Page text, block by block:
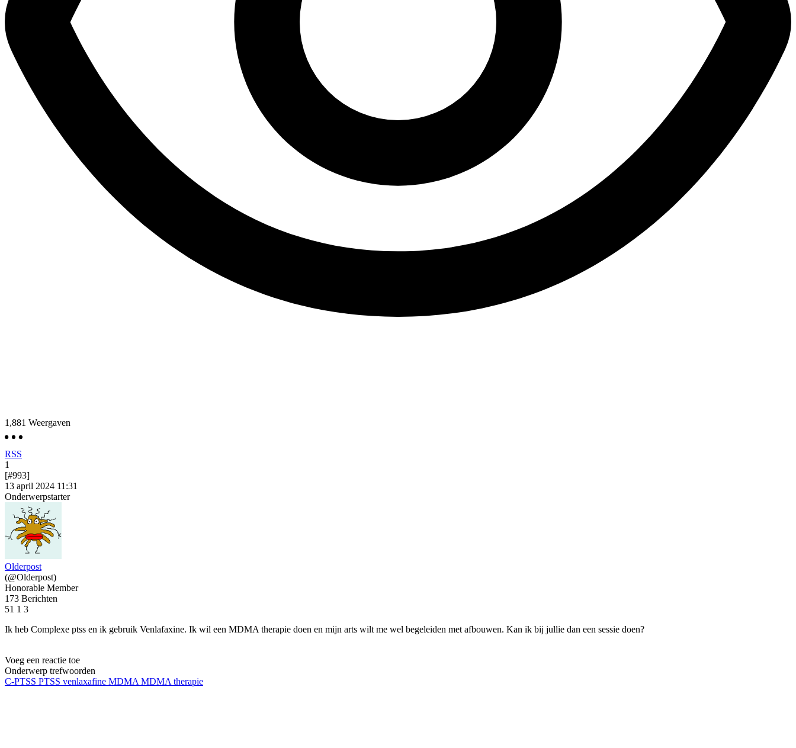
1,881 Weergaven
RSS
1
[#993]
13 april 2024 11:31
Onderwerpstarter
Olderpost
(@Olderpost)
Honorable Member
173 Berichten
51 1 3
Ik heb Complexe ptss en ik gebruik Venlafaxine. Ik wil een MDMA therapie doen en mijn arts wilt me wel begeleiden met afbouwen. Kan ik bij jullie dan een sessie doen?
Voeg een reactie toe
Onderwerp trefwoorden
C-PTSS PTSS venlaxafine MDMA MDMA therapie